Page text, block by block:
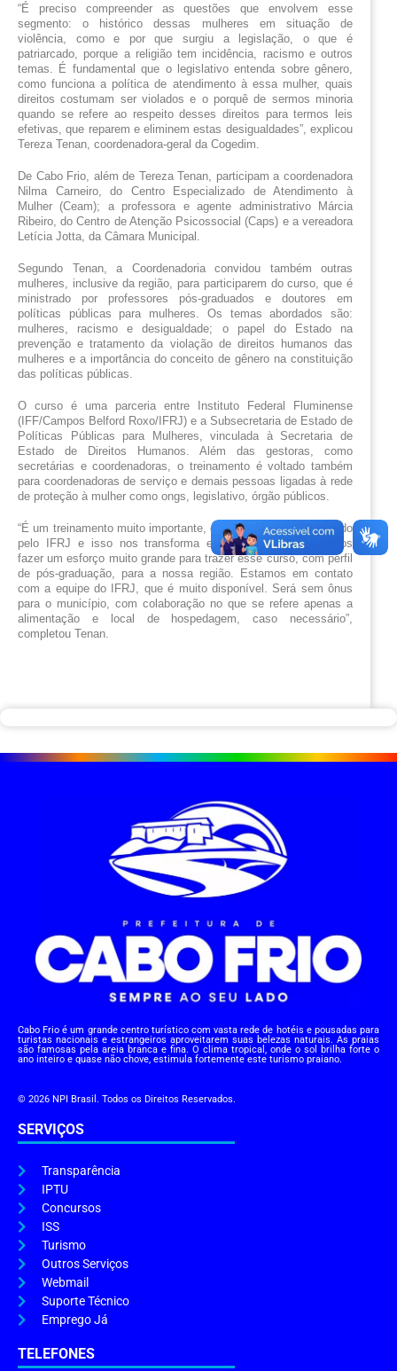
“É preciso compreender as questões que envolvem esse
segmento: o histórico dessas mulheres em situação de
violência, como e por que surgiu a legislação, o que é
patriarcado, porque a religião tem incidência, racismo e outros
temas. É fundamental que o legislativo entenda sobre gênero,
como funciona a política de atendimento à essa mulher, quais
direitos costumam ser violados e o porquê de sermos minoria
quando se refere ao respeito desses direitos para termos leis
efetivas, que reparem e eliminem estas desigualdades”, explicou
Tereza Tenan, coordenadora-geral da Cogedim.
De Cabo Frio, além de Tereza Tenan, participam a coordenadora
Nilma Carneiro, do Centro Especializado de Atendimento à
Mulher (Ceam); a professora e agente administrativo Márcia
Ribeiro, do Centro de Atenção Psicossocial (Caps) e a vereadora
Letícia Jotta, da Câmara Municipal.
Segundo Tenan, a Coordenadoria convidou também outras
mulheres, inclusive da região, para participarem do curso, que é
ministrado por professores pós-graduados e doutores em
políticas públicas para mulheres. Os temas abordados são:
mulheres, racismo e desigualdade; o papel do Estado na
prevenção e tratamento da violação de direitos humanos das
mulheres e a importância do conceito de gênero na constituição
das políticas públicas.
O curso é uma parceria entre Instituto Federal Fluminense
(IFF/Campos Belford Roxo/IFRJ) e a Subsecretaria de Estado de
Políticas Públicas para Mulheres, vinculada à Secretaria de
Estado de Direitos Humanos. Além das gestoras, como
secretárias e coordenadoras, o treinamento é voltado também
para coordenadoras de serviço e demais pessoas ligadas à rede
de proteção à mulher como ongs, legislativo, órgão públicos.
“É um treinamento muito importante, onde recebemos certificado
pelo IFRJ e isso nos transforma em multiplicadoras. Vamos
fazer um esforço muito grande para trazer esse curso, com perfil
de pós-graduação, para a nossa região. Estamos em contato
com a equipe do IFRJ, que é muito disponível. Será sem ônus
para o município, com colaboração no que se refere apenas a
alimentação e local de hospedagem, caso necessário”,
completou Tenan.
Cabo Frio é um grande centro turístico com vasta rede de hotéis e pousadas para
turistas nacionais e estrangeiros aproveitarem suas belezas naturais. As praias
são famosas pela areia branca e fina. O clima tropical, onde o sol brilha forte o
ano inteiro e quase não chove, estimula fortemente este turismo praiano.
© 2026 NPI Brasil. Todos os Direitos Reservados.
SERVIÇOS
Transparência
IPTU
Concursos
ISS
Turismo
Outros Serviços
Webmail
Suporte Técnico
Emprego Já
TELEFONES